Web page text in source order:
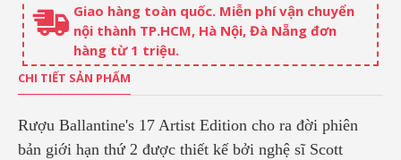
Giao hàng toàn quốc. Miễn phí vận chuyển
nội thành TP.HCM, Hà Nội, Đà Nẵng đơn
hàng từ 1 triệu.
CHI TIẾT SẢN PHẨM
Rượu Ballantine's 17 Artist Edition cho ra đời phiên
bản giới hạn thứ 2 được thiết kế bởi nghệ sĩ Scott